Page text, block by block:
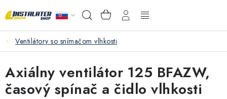
na
Hľadať NÁKUPNÝ
KOŠÍK
VEĽKOOBCHOD
AKO VYBRAŤ?
PREDAJŇA - RAKOVÁ
Ventilátory so snímačom vlhkosti
Axiálny ventilátor 125 BFAZW,
časový spínač a čidlo vlhkosti